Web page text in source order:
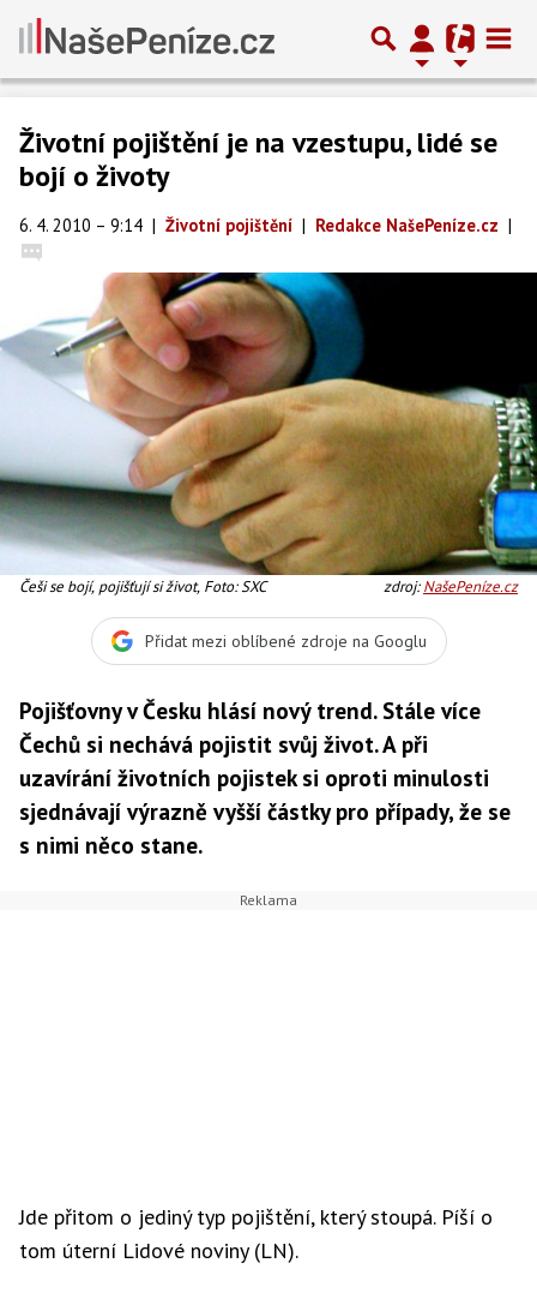
Životní pojištění je na vzestupu, lidé se
bojí o životy
6. 4. 2010 – 9:14 | Životní pojištění | Redakce NašePeníze.cz |
Češi se bojí, pojišťují si život, Foto: SXC zdroj:NašePeníze.cz
Přidat mezi oblíbené zdroje na Googlu
Pojišťovny v Česku hlásí nový trend. Stále více
Čechů si nechává pojistit svůj život. A při
uzavírání životních pojistek si oproti minulosti
sjednávají výrazně vyšší částky pro případy, že se
s nimi něco stane.
Jde přitom o jediný typ pojištění, který stoupá. Píší o
tom úterní Lidové noviny (LN).